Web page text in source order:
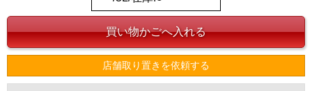
店舗取り置きを依頼する